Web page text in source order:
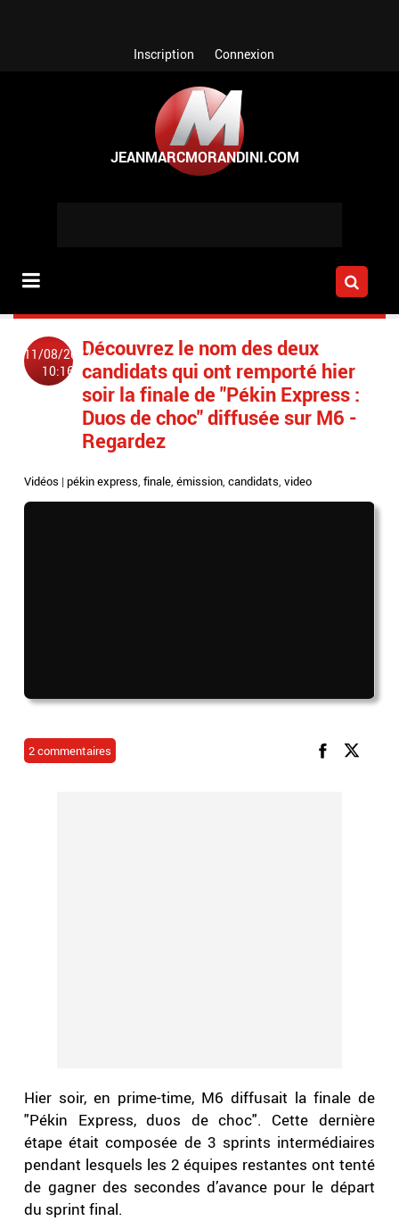
Inscription Connexion
11/08/2022
10:16
Découvrez le nom des deux
candidats qui ont remporté hier
soir la finale de "Pékin Express :
Duos de choc" diffusée sur M6 -
Regardez
Vidéos |pékin express,finale,émission,candidats,video
2 commentaires
Hier soir, en prime-time, M6 diffusait la finale de
"Pékin Express, duos de choc". Cette dernière
étape était composée de 3 sprints intermédiaires
pendant lesquels les 2 équipes restantes ont tenté
de gagner des secondes d’avance pour le départ
du sprint final.